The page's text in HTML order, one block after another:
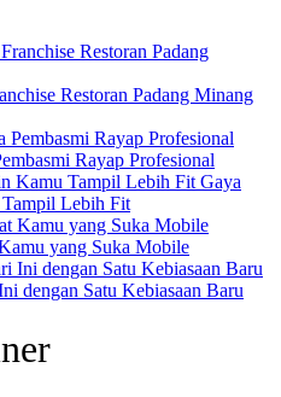
Restoran Padang Minang
Rayap Profesional
Gaya
Lebih Fit
yang Suka Mobile
dengan Satu Kebiasaan Baru